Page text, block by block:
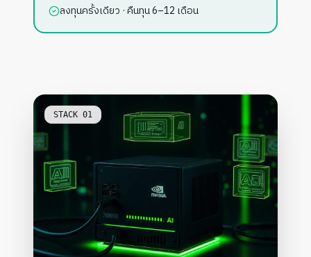
ลงทุนครั้งเดียว · คืนทุน 6–12 เดือน
STACK 01